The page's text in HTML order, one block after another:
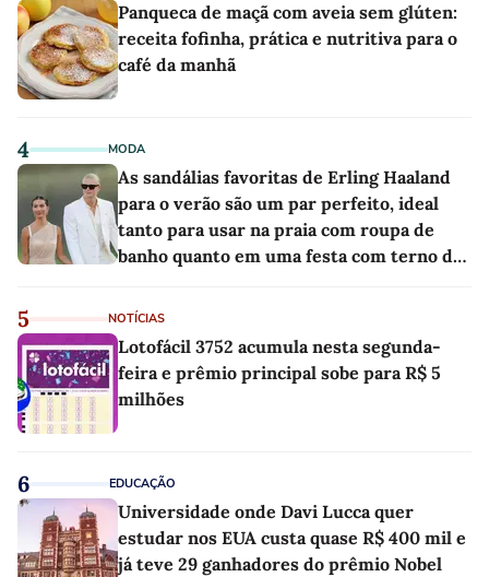
Panqueca de maçã com aveia sem glúten:
receita fofinha, prática e nutritiva para o
café da manhã
4 MODA
As sandálias favoritas de Erling Haaland
para o verão são um par perfeito, ideal
tanto para usar na praia com roupa de
banho quanto em uma festa com terno de
5 NOTÍCIAS
Lotofácil 3752 acumula nesta segunda-
feira e prêmio principal sobe para R$ 5
milhões
6 EDUCAÇÃO
Universidade onde Davi Lucca quer
estudar nos EUA custa quase R$ 400 mil e
já teve 29 ganhadores do prêmio Nobel